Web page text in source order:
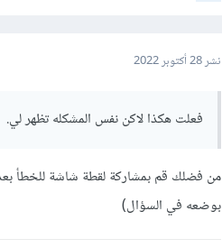
نشر28 أكتوبر 2022
فعلت هكذا لاكن نفس المشكله تظهر لي.
من فضلك قم بمشاركة لقطة شاشة للخطأ
بوضعه في السؤال)